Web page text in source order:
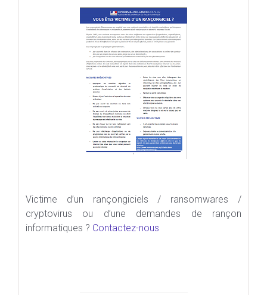
Victime d’un rançongiciels / ransomwares /
cryptovirus ou d’une demandes de rançon
informatiques ? Contactez-nous